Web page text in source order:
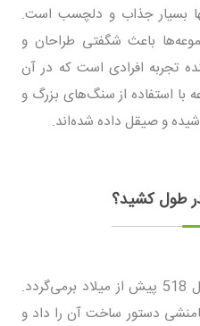
بسیار جذاب و دلچسب است.
باعث شگفتی طراحان و
تجربه افرادی است که در آن
با استفاده از سنگ‌های بزرگ و
و صیقل داده شده‌اند.
طول کشید؟
زمان ساخت تخت جمشید به سال 518 پیش از میلاد برمی‌گردد.
دستور ساخت آن را داد و